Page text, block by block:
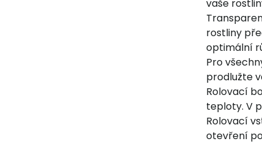
vaše
rostliny
optimální
Pro
prodlužte
Rolovací
teploty. V
Rolovací
otevření